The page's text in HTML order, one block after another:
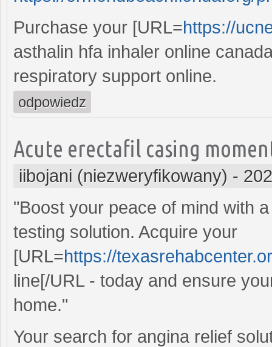
Purchase your [URL=https://
asthalin hfa inhaler online
respiratory support online.
odpowiedz
Acute erectafil casing
iibojani (niezweryfikowany) -
"Boost your peace of mind with
testing solution. Acquire your
[URL=https://
line[/URL - today and ensure
home."
Your search for angina relief